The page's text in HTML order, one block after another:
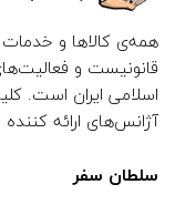
همه‌ی کالاها و خدمات
قانونیست و
اسلامی ایران است.
آژانس‌های ارائه
سلطان سفر